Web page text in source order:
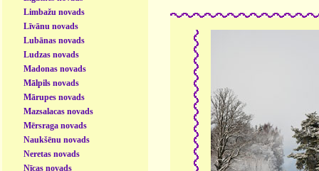
Limbažu novads
Līvānu novads
Lubānas novads
Ludzas novads
Madonas novads
Mālpils novads
Mārupes novads
Mazsalacas novads
Mērsraga novads
Naukšēnu novads
Neretas novads
Nīcas novads